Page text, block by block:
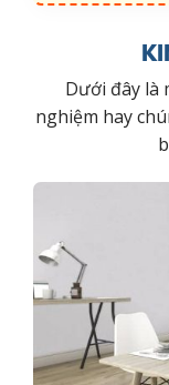
Dưới đây là
nghiệm hay